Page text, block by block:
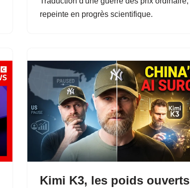
repeinte en progrès scientifique.
Kimi K3, les poids ouverts